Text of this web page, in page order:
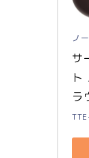
ノ
サ
ト
ラ